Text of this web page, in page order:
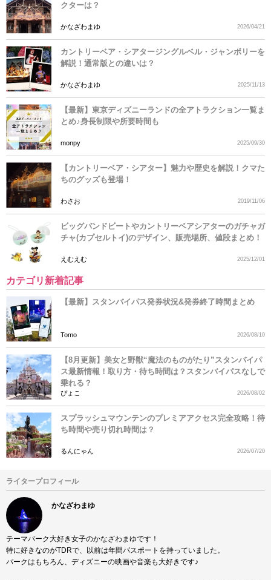
クターは？
かなざわまゆ 2026/04/21
カントリーベア・シアタージングルベル・ジャンボリーを
解説！通常版との違いは？
かなざわまゆ 2025/11/13
【最新】東京ディズニーランドの全アトラクション一覧ま
とめ♪身長制限や所要時間も
monpy 2025/09/30
【カントリーベア・シアター】魅力や歴史を解説！クマた
ちのグッズも登場！
わさお 2019/11/06
ビッグバンドビートやカントリーベアシアターのガチャガ
チャ(カプセルトイ)のデザイン、販売場所、値段まとめ！
えむえむ 2025/12/01
カテゴリ新着記事
【最新】スタンバイパス発券状況&発券終了時間まとめ
Tomo 2026/08/10
【8月更新】美女と野獣“魔法のものがたり”スタンバイパ
ス最新情報！取り方・待ち時間は？スタンバイパスなしで
乗れる？
ぴょこ 2026/08/02
スプラッシュマウンテンのプレミアアクセス完全攻略！待
ち時間や売り切れ時間は？
るんにゃん 2026/07/20
ライタープロフィール
かなざわまゆ
テーマパーク大好き女子のかなざわまゆです！
特に好きなのがTDRで、以前は年間パスポートを持っていました。
パークはもちろん、ディズニーの映画や音楽も大好きです♪